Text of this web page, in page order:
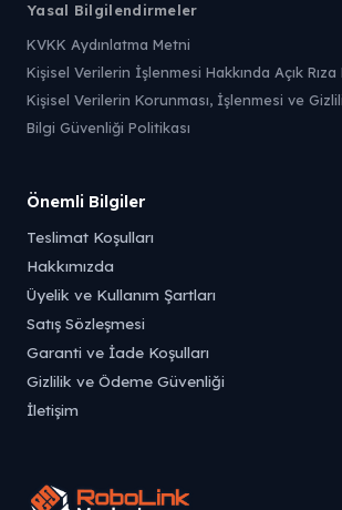
Yasal Bilgilendirmeler
KVKK Aydınlatma Metni
Kişisel Verilerin İşlenmesi Hakkında Açık Rıza
Kişisel Verilerin Korunması, İşlenmesi ve
Bilgi Güvenliği Politikası
Önemli Bilgiler
Teslimat Koşulları
Hakkımızda
Üyelik ve Kullanım Şartları
Satış Sözleşmesi
Garanti ve İade Koşulları
Gizlilik ve Ödeme Güvenliği
İletişim